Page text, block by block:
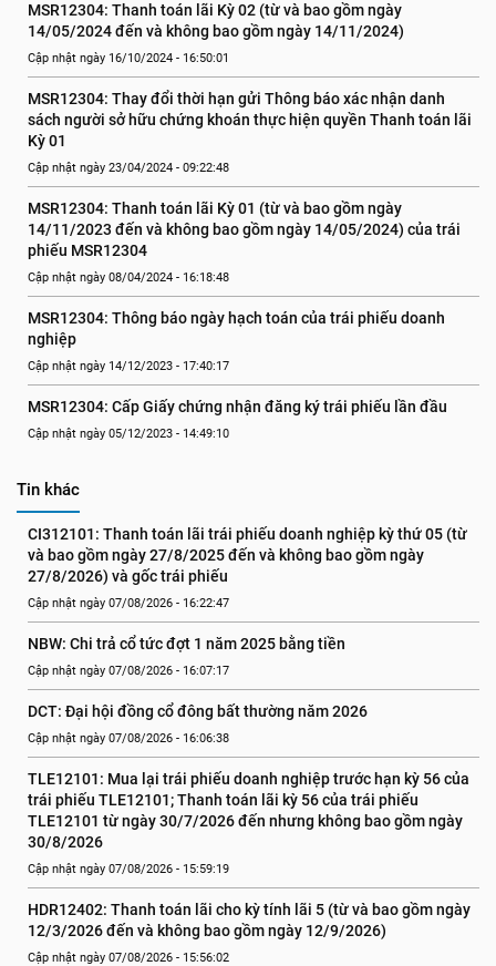
MSR12304: Thanh toán lãi Kỳ 02 (từ và bao gồm ngày
14/05/2024 đến và không bao gồm ngày 14/11/2024)
Cập nhật ngày 16/10/2024 - 16:50:01
MSR12304: Thay đổi thời hạn gửi Thông báo xác nhận danh
sách người sở hữu chứng khoán thực hiện quyền Thanh toán lãi
Kỳ 01
Cập nhật ngày 23/04/2024 - 09:22:48
MSR12304: Thanh toán lãi Kỳ 01 (từ và bao gồm ngày
14/11/2023 đến và không bao gồm ngày 14/05/2024) của trái
phiếu MSR12304
Cập nhật ngày 08/04/2024 - 16:18:48
MSR12304: Thông báo ngày hạch toán của trái phiếu doanh
nghiệp
Cập nhật ngày 14/12/2023 - 17:40:17
MSR12304: Cấp Giấy chứng nhận đăng ký trái phiếu lần đầu
Cập nhật ngày 05/12/2023 - 14:49:10
Tin khác
CI312101: Thanh toán lãi trái phiếu doanh nghiệp kỳ thứ 05 (từ
và bao gồm ngày 27/8/2025 đến và không bao gồm ngày
27/8/2026) và gốc trái phiếu
Cập nhật ngày 07/08/2026 - 16:22:47
NBW: Chi trả cổ tức đợt 1 năm 2025 bằng tiền
Cập nhật ngày 07/08/2026 - 16:07:17
DCT: Đại hội đồng cổ đông bất thường năm 2026
Cập nhật ngày 07/08/2026 - 16:06:38
TLE12101: Mua lại trái phiếu doanh nghiệp trước hạn kỳ 56 của
trái phiếu TLE12101; Thanh toán lãi kỳ 56 của trái phiếu
TLE12101 từ ngày 30/7/2026 đến nhưng không bao gồm ngày
30/8/2026
Cập nhật ngày 07/08/2026 - 15:59:19
HDR12402: Thanh toán lãi cho kỳ tính lãi 5 (từ và bao gồm ngày
12/3/2026 đến và không bao gồm ngày 12/9/2026)
Cập nhật ngày 07/08/2026 - 15:56:02